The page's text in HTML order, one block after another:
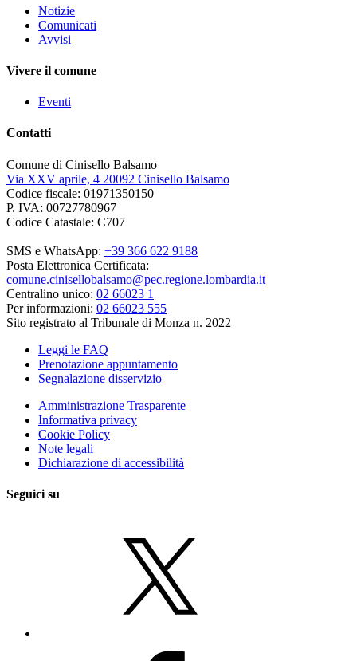
Notizie
Comunicati
Avvisi
Vivere il comune
Eventi
Contatti
Comune di Cinisello Balsamo
Via XXV aprile, 4 20092 Cinisello Balsamo
Codice fiscale: 01971350150
P. IVA: 00727780967
Codice Catastale: C707
SMS e WhatsApp: +39 366 622 9188
Posta Elettronica Certificata:
comune.cinisellobalsamo@pec.regione.lombardia.it
Centralino unico: 02 66023 1
Per informazioni: 02 66023 555
Sito registrato al Tribunale di Monza n. 2022
Leggi le FAQ
Prenotazione appuntamento
Segnalazione disservizio
Amministrazione Trasparente
Informativa privacy
Cookie Policy
Note legali
Dichiarazione di accessibilità
Seguici su